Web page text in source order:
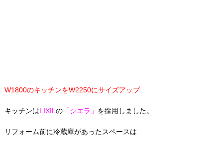
W1800のキッチンをW2250にサイズアップ
キッチンはLIXIL の「シエラ」 を採用しました。
リフォーム前に冷蔵庫があったスペースは